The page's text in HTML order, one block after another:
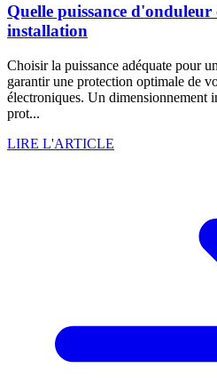
Quelle puissance
installation
Choisir la puissance adéquate pour
garantir une protection optimale de
électroniques. Un dimensionnement
prot...
LIRE L'ARTICLE